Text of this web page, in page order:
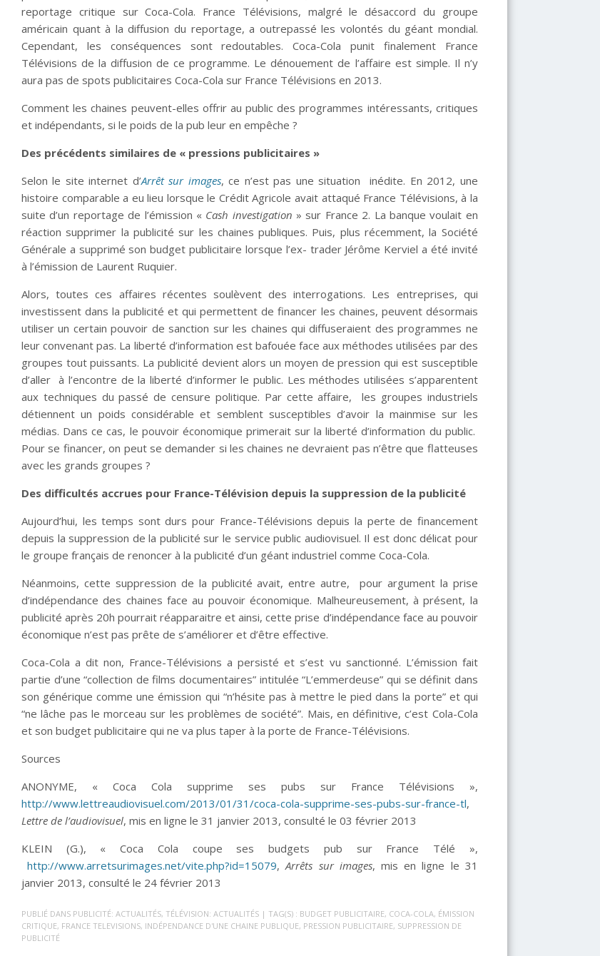
reportage critique sur Coca-Cola. France Télévisions, malgré le désaccord du groupe
américain quant à la diffusion du reportage, a outrepassé les volontés du géant mondial.
Cependant, les conséquences sont redoutables. Coca-Cola punit finalement France
Télévisions de la diffusion de ce programme. Le dénouement de l’affaire est simple. Il n’y
aura pas de spots publicitaires Coca-Cola sur France Télévisions en 2013.
Comment les chaines peuvent-elles offrir au public des programmes intéressants, critiques
et indépendants, si le poids de la pub leur en empêche ?
Des précédents similaires de « pressions publicitaires »
Selon le site internet d’Arrêt sur images, ce n’est pas une situation inédite. En 2012, une
histoire comparable a eu lieu lorsque le Crédit Agricole avait attaqué France Télévisions, à la
suite d’un reportage de l’émission « Cash investigation » sur France 2. La banque voulait en
réaction supprimer la publicité sur les chaines publiques. Puis, plus récemment, la Société
Générale a supprimé son budget publicitaire lorsque l’ex- trader Jérôme Kerviel a été invité
à l’émission de Laurent Ruquier.
Alors, toutes ces affaires récentes soulèvent des interrogations. Les entreprises, qui
investissent dans la publicité et qui permettent de financer les chaines, peuvent désormais
utiliser un certain pouvoir de sanction sur les chaines qui diffuseraient des programmes ne
leur convenant pas. La liberté d’information est bafouée face aux méthodes utilisées par des
groupes tout puissants. La publicité devient alors un moyen de pression qui est susceptible
d’aller à l’encontre de la liberté d’informer le public. Les méthodes utilisées s’apparentent
aux techniques du passé de censure politique. Par cette affaire, les groupes industriels
détiennent un poids considérable et semblent susceptibles d’avoir la mainmise sur les
médias. Dans ce cas, le pouvoir économique primerait sur la liberté d’information du public.
Pour se financer, on peut se demander si les chaines ne devraient pas n’être que flatteuses
avec les grands groupes ?
Des difficultés accrues pour France-Télévision depuis la suppression de la publicité
Aujourd’hui, les temps sont durs pour France-Télévisions depuis la perte de financement
depuis la suppression de la publicité sur le service public audiovisuel. Il est donc délicat pour
le groupe français de renoncer à la publicité d’un géant industriel comme Coca-Cola.
Néanmoins, cette suppression de la publicité avait, entre autre, pour argument la prise
d’indépendance des chaines face au pouvoir économique. Malheureusement, à présent, la
publicité après 20h pourrait réapparaitre et ainsi, cette prise d’indépendance face au pouvoir
économique n’est pas prête de s’améliorer et d’être effective.
Coca-Cola a dit non, France-Télévisions a persisté et s’est vu sanctionné. L’émission fait
partie d’une “collection de films documentaires” intitulée “L’emmerdeuse” qui se définit dans
son générique comme une émission qui “n’hésite pas à mettre le pied dans la porte” et qui
“ne lâche pas le morceau sur les problèmes de société”. Mais, en définitive, c’est Cola-Cola
et son budget publicitaire qui ne va plus taper à la porte de France-Télévisions.
Sources
ANONYME, « Coca Cola supprime ses pubs sur France Télévisions »,
http://www.lettreaudiovisuel.com/2013/01/31/coca-cola-supprime-ses-pubs-sur-france-tl,
Lettre de l’audiovisuel, mis en ligne le 31 janvier 2013, consulté le 03 février 2013
KLEIN (G.), « Coca Cola coupe ses budgets pub sur France Télé »,
http://www.arretsurimages.net/vite.php?id=15079,Arrêts sur images, mis en ligne le 31
janvier 2013, consulté le 24 février 2013
PUBLIÉ DANS PUBLICITÉ: ACTUALITÉS, TÉLÉVISION: ACTUALITÉS | TAG(S) : BUDGET PUBLICITAIRE, COCA-COLA, ÉMISSION
CRITIQUE, FRANCE TELEVISIONS, INDÉPENDANCE D'UNE CHAINE PUBLIQUE, PRESSION PUBLICITAIRE, SUPPRESSION DE
PUBLICITÉ